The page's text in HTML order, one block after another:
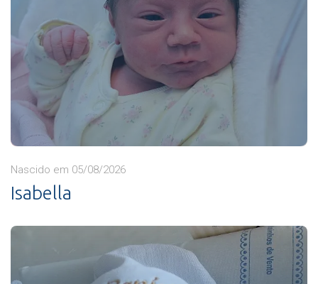
Nascido em 05/08/2026
Isabella